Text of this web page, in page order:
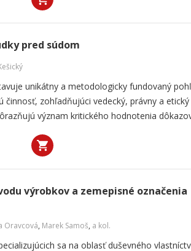
pred súdom
unikátny a metodologicky fundovaný
činnosť, zohľadňujúci vedecký, právny a etický
význam kritického hodnotenia
výrobkov a zemepisné označenia
Oravcová, Marek Samoš, a kol.
sa na oblasť duševného